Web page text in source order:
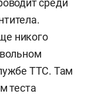
никого
ТТС. Там
теста